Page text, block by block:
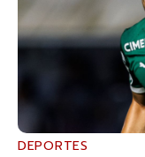
DEPORTES